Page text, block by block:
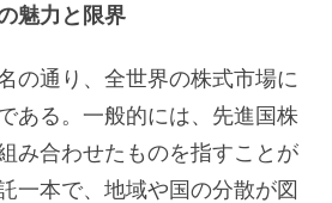
魅力と限界
の通り、全世界の株式市場に
ある。一般的には、先進国株
み合わせたものを指すことが
一本で、地域や国の分散が図